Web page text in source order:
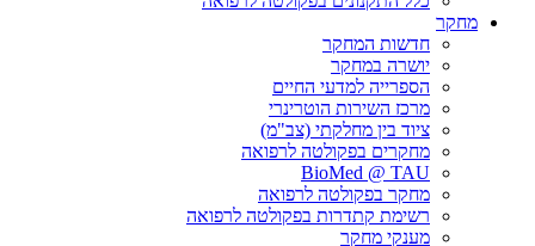
מחקר
חדשות המחקר
יושרה במחקר
הספרייה למדעי החיים
מרכז השירות הוטרינרי
ציוד בין מחלקתי (צב"מ)
מחקרים בפקולטה לרפואה
BioMed @ TAU
מחקר בפקולטה לרפואה
רשימת קתדרות בפקולטה לרפואה
מענקי מחקר